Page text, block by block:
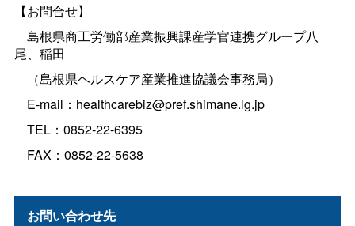
【お問合せ】
島根県商工労働部産業振興課産学官連携グループ八
尾、稲田
（島根県ヘルスケア産業推進協議会事務局）
E-mail： healthcarebiz@pref.shimane.lg.jp
TEL：0852-22-6395
FAX：0852-22-5638
お問い合わせ先